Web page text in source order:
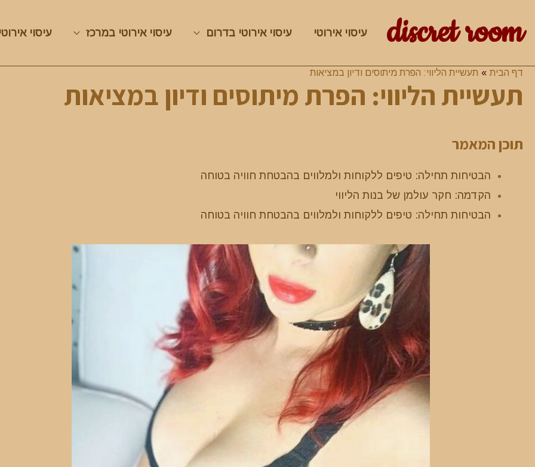
discret room עיסוי אירוטי עיסוי אירוטי בדרום עיסוי אירוטי במרכז עיסוי
דף הבית תעשיית הליווי: הפרת מיתוסים ודיון במציאות
תעשיית הליווי: הפרת מיתוסים ודיון במציאות
תוכן המאמר
הבטיחות תחילה: טיפים ללקוחות ולמלווים בהבטחת חוויה בטוחה
הקדמה: חקר עולמן של בנות הליווי
הבטיחות תחילה: טיפים ללקוחות ולמלווים בהבטחת חוויה בטוחה